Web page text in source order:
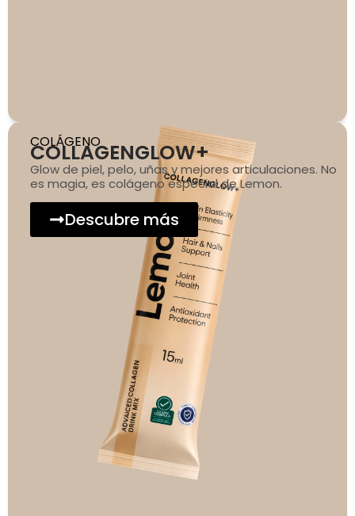
COLÁGENO
COLLAGENGLOW+
Glow de piel, pelo, uñas y mejores articulaciones. No
es magia, es colágeno especial de Lemon.
Descubre más